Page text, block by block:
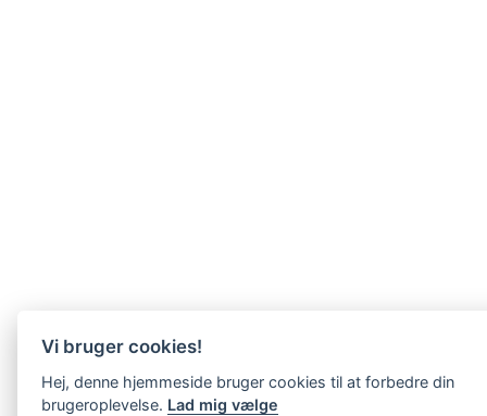
Vi bruger cookies!
Hej, denne hjemmeside bruger cookies til at forbedre din
brugeroplevelse. Lad mig vælge